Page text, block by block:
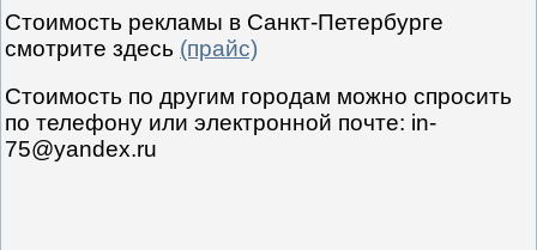
Стоимость рекламы в Санкт-Петербурге
смотрите здесь (прайс)
Стоимость по другим городам можно спросить
по телефону или электронной почте: in-
75@yandex.ru